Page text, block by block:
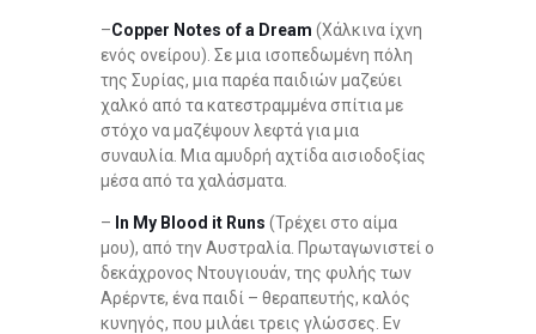
–Copper Notes of a Dream (Χάλκινα ίχνη
ενός ονείρου). Σε μια ισοπεδωμένη πόλη
της Συρίας, μια παρέα παιδιών μαζεύει
χαλκό από τα κατεστραμμένα σπίτια με
στόχο να μαζέψουν λεφτά για μια
συναυλία. Μια αμυδρή αχτίδα αισιοδοξίας
μέσα από τα χαλάσματα.
– In My Blood it Runs (Τρέχει στο αίμα
μου), από την Αυστραλία. Πρωταγωνιστεί ο
δεκάχρονος Ντουγιουάν, της φυλής των
Αρέρντε, ένα παιδί – θεραπευτής, καλός
κυνηγός, που μιλάει τρεις γλώσσες. Εν